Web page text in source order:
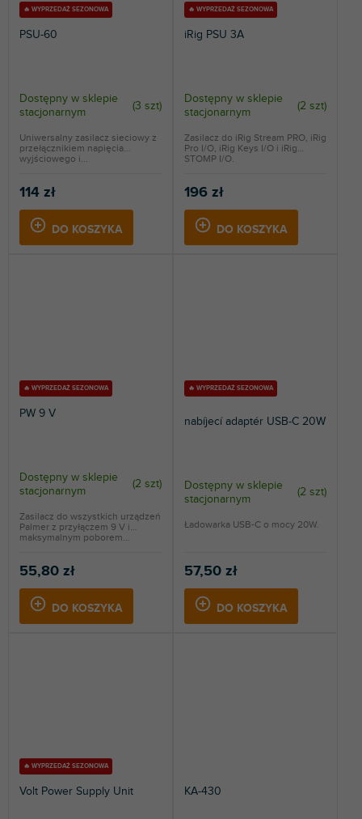
🔥 WYPRZEDAŻ SEZONOWA
PSU-60
Dostępny w sklepie
stacjonarnym
(3 szt)
114 zł
DO KOSZYKA
Uniwersalny zasilacz sieciowy z
przełącznikiem napięcia
wyjściowego i...
🔥 WYPRZEDAŻ SEZONOWA
iRig PSU 3A
Dostępny w sklepie
stacjonarnym
(2 szt)
196 zł
DO KOSZYKA
Zasilacz do iRig Stream PRO, iRig
Pro I/O, iRig Keys I/O i iRig
STOMP I/O.
🔥 WYPRZEDAŻ SEZONOWA
PW 9 V
Dostępny w sklepie
stacjonarnym
(2 szt)
55,80 zł
DO KOSZYKA
Zasilacz do wszystkich urządzeń
Palmer z przyłączem 9 V i
maksymalnym poborem...
🔥 WYPRZEDAŻ SEZONOWA
nabíjecí adaptér USB-C 20W
Dostępny w sklepie
stacjonarnym
(2 szt)
57,50 zł
DO KOSZYKA
Ładowarka USB-C o mocy 20W.
🔥 WYPRZEDAŻ SEZONOWA
Volt Power Supply Unit KA-430